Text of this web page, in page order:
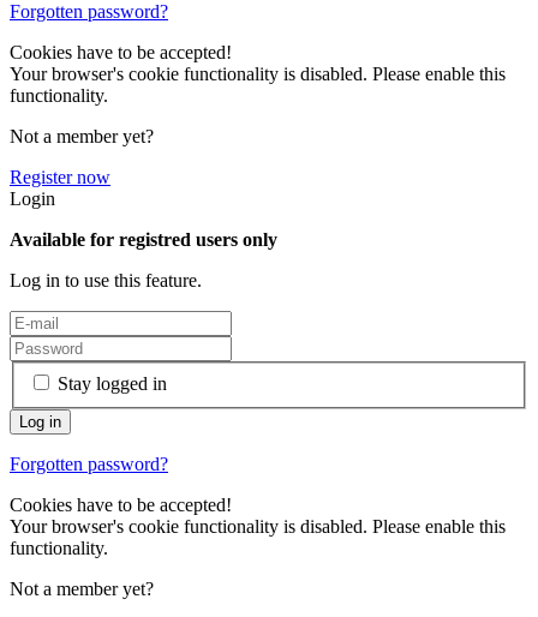
Forgotten password?
Cookies have to be accepted!
Your browser's cookie functionality is disabled. Please enable this
functionality.
Not a member yet?
Register now
Login
Available for registred users only
Log in to use this feature.
Stay logged in
Forgotten password?
Cookies have to be accepted!
Your browser's cookie functionality is disabled. Please enable this
functionality.
Not a member yet?